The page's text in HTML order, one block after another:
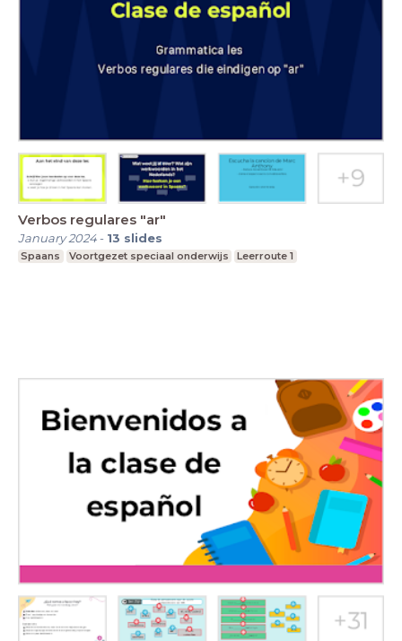
Verbos regulares "ar"
January 2024- 13 slides
Spaans Voortgezet speciaal onderwijs Leerroute 1